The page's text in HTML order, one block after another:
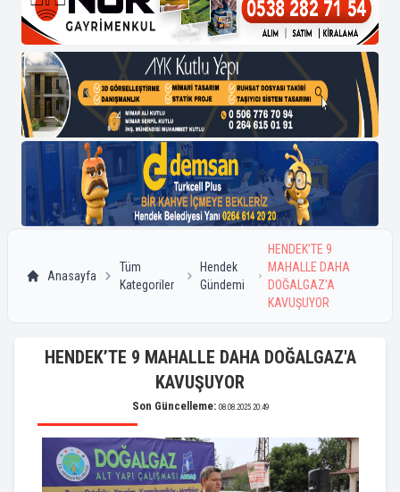
Anasayfa
Tüm
Kategoriler
Hendek
Gündemi
HENDEK’TE 9
MAHALLE DAHA
DOĞALGAZ'A
KAVUŞUYOR
HENDEK’TE 9 MAHALLE DAHA DOĞALGAZ'A
KAVUŞUYOR
Son Güncelleme: 08.08.2025 20:49